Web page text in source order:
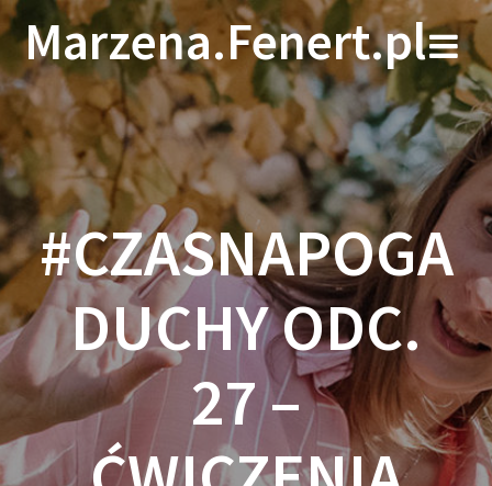
Skip
to
content
Marzena.Fenert.pl
#CZASNAPOGA
DUCHY ODC.
27 –